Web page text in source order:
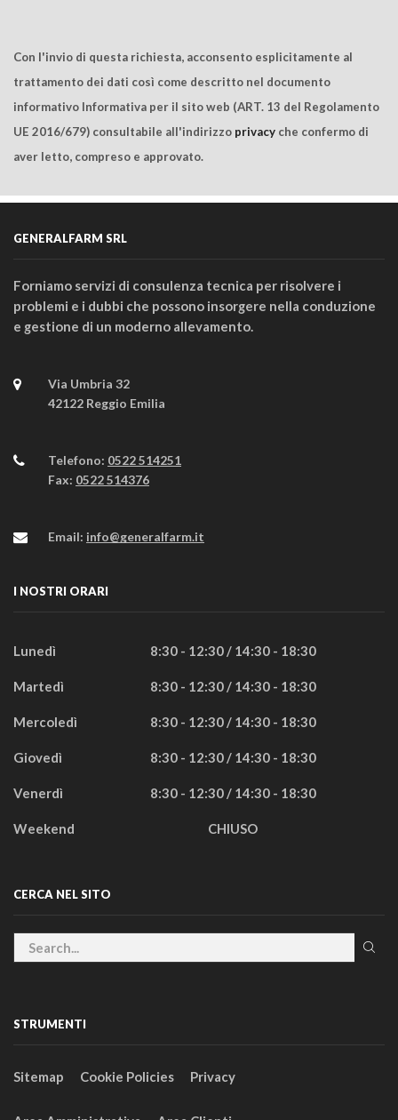
Con l'invio di questa richiesta, acconsento esplicitamente al
trattamento dei dati così come descritto nel documento
informativo Informativa per il sito web (ART. 13 del Regolamento
UE 2016/679) consultabile all'indirizzo privacy che confermo di
aver letto, compreso e approvato.
GENERALFARM SRL
Forniamo servizi di consulenza tecnica per risolvere i
problemi e i dubbi che possono insorgere nella conduzione
e gestione di un moderno allevamento.
Via Umbria 32
42122 Reggio Emilia
Telefono: 0522 514251
Fax: 0522 514376
Email: info@generalfarm.it
I NOSTRI ORARI
Lunedì 8:30 - 12:30 / 14:30 - 18:30
Martedì 8:30 - 12:30 / 14:30 - 18:30
Mercoledì 8:30 - 12:30 / 14:30 - 18:30
Giovedì 8:30 - 12:30 / 14:30 - 18:30
Venerdì 8:30 - 12:30 / 14:30 - 18:30
Weekend CHIUSO
CERCA NEL SITO
STRUMENTI
Sitemap Cookie Policies Privacy